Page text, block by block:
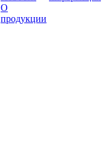
О
продукции